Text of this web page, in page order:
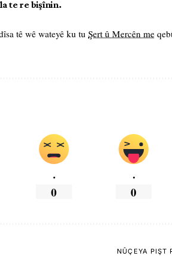
te re bişînin.
tê wê wateyê ku tu Şert û Mercên me
.
0
.
0
NÛÇEYA PIŞT